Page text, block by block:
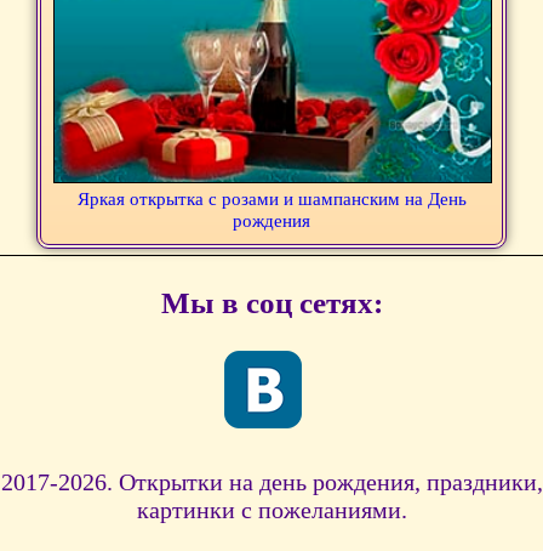
Яркая открытка с розами и шампанским на День
рождения
Мы в соц сетях:
2017-2026. Открытки на день рождения, праздники,
картинки с пожеланиями.